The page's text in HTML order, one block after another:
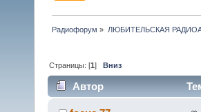
Радиофорум » ЛЮБИТЕЛЬСКАЯ
Страницы: [1]Вниз
Автор